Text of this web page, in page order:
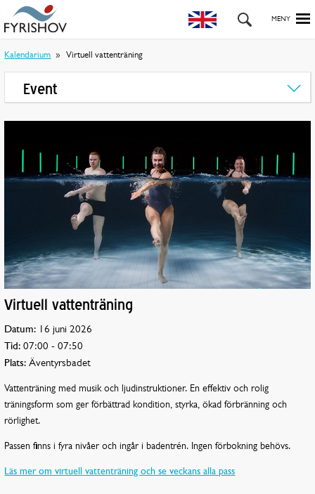
Kalendarium Virtuell vattenträning
Event
Virtuell vattenträning
Datum: 16 juni 2026
Tid: 07:00 - 07:50
Plats: Äventyrsbadet
Vattenträning med musik och ljudinstruktioner. En effektiv och rolig
träningsform som ger förbättrad kondition, styrka, ökad förbränning och
rörlighet.
Passen finns i fyra nivåer och ingår i badentrén. Ingen förbokning behövs.
Läs mer om virtuell vattenträning och se veckans alla pass